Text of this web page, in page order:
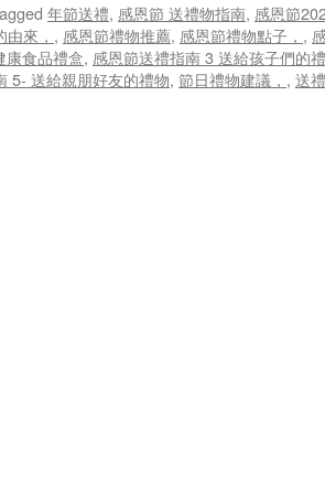
年節送禮, 感恩節 送禮物指南, 感恩節
來， , 感恩節禮物推薦, 感恩節禮物點子， ,
康食品禮盒, 感恩節送禮指南 3 送給孩子們的
5- 送給親朋好友的禮物, 節日禮物建議， , 送